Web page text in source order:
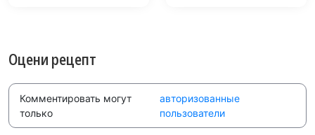
Оцени рецепт
Комментировать могут
только
авторизованные
пользователи